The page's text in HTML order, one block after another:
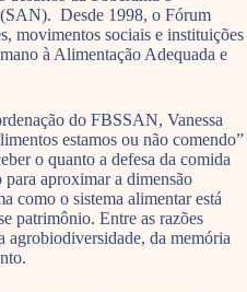
Desde 1998, o Fórum
movimentos sociais e instituições
à Alimentação Adequada e
do FBSSAN, Vanessa
estamos ou não comendo”
o quanto a defesa da comida
aproximar a dimensão
como o sistema alimentar está
patrimônio. Entre as razões
agrobiodiversidade, da memória